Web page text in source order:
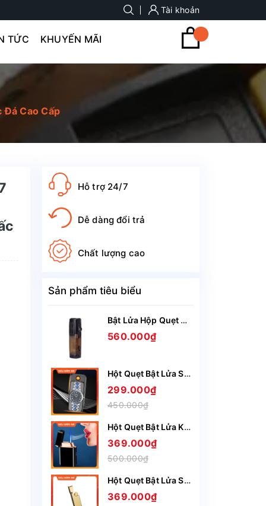
Tài khoản
TỨC KHUYẾN MÃI
Cao Cấp
Hỗ trợ 24/7
Dễ dàng đổi trả
Chất lượng cao
Sản phẩm tiêu biểu
Bật Lửa Hộp Quẹt Gas Lubinski SK44 khò 3 tia nhìn rõ lượng gas, kèm theo đục Cigar cao cấp
560.000₫
Hột Quẹt Bật Lửa Sạc Điện USB Nắp Trượt SZ387 Kiêm Đồng Hồ Cầm Tay Nhỏ Gọn Tiện Lợi -Giao Màu Ngẫu Nhiên
299.000₫
450.000₫
Hột Quẹt Bật Lửa Khò Gas 1 Tia HT23 Cảm Ứng Lắc Tay Có Ô Quan Sát Gas - Giao Màu Ngẫu Nhiên
369.000₫
500.000₫
Hột Quẹt Bật Lửa Sạc Điện Honest BCZ4075 Siêu Mỏng Sạc Nhanh Chỉ Trong 5 Phút - Nhiều Màu
369.000₫